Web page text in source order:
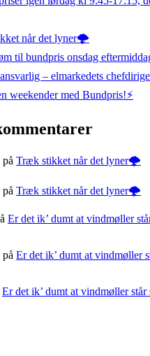
når det lyner🌩️
til bundpris onsdag
– elmarkedets
weekender med Bundpris!⚡️
på Træk stikket når det lyner🌩️
på Træk stikket når det lyner🌩️
Er det ik’ dumt at vindmøller
på Er det ik’ dumt at vindmøller
Er det ik’ dumt at vindmøller står